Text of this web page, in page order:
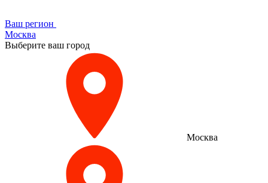
Ваш регион
Москва
Выберите ваш город
Москва